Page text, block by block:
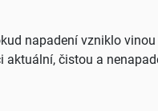
napadení vzniklo
čistou a